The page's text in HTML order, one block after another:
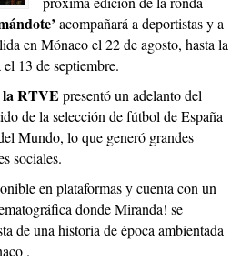
acompañará a deportistas y a
en Mónaco el 22 de agosto, hasta la
13 de septiembre.
la RTVE presentó un adelanto del
de la selección de fútbol de España
Mundo, lo que generó grandes
sociales.
en plataformas y cuenta con un
donde Miranda! se
de una historia de época ambientada
.